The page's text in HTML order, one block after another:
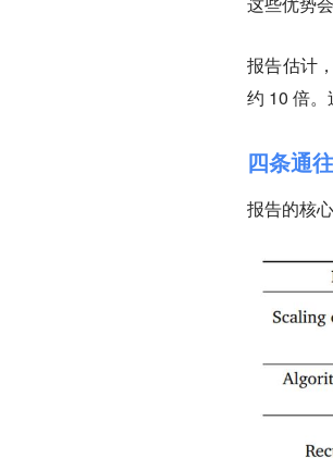
报告估计
约 10 倍。
四条通
报告的核